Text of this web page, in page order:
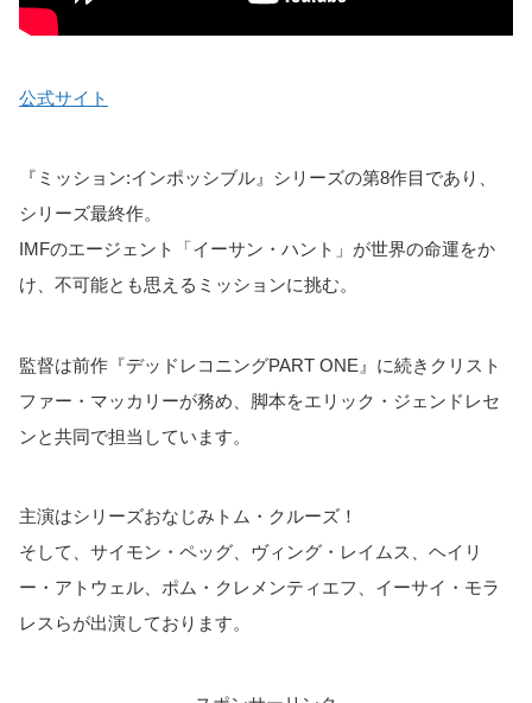
公式サイト
『ミッション:インポッシブル』シリーズの第8作目であり、
シリーズ最終作。
IMFのエージェント「イーサン・ハント」が世界の命運をか
け、不可能とも思えるミッションに挑む。
監督は前作『デッドレコニングPART ONE』に続きクリスト
ファー・マッカリーが務め、脚本をエリック・ジェンドレセ
ンと共同で担当しています。
主演はシリーズおなじみトム・クルーズ！
そして、サイモン・ペッグ、ヴィング・レイムス、ヘイリ
ー・アトウェル、ポム・クレメンティエフ、イーサイ・モラ
レスらが出演しております。